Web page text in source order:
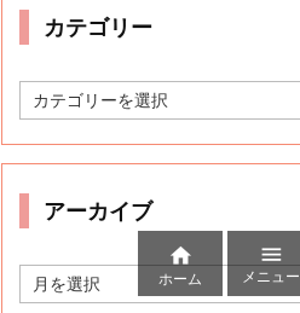
Tweets by auwcauwc

ホーム

メニュー